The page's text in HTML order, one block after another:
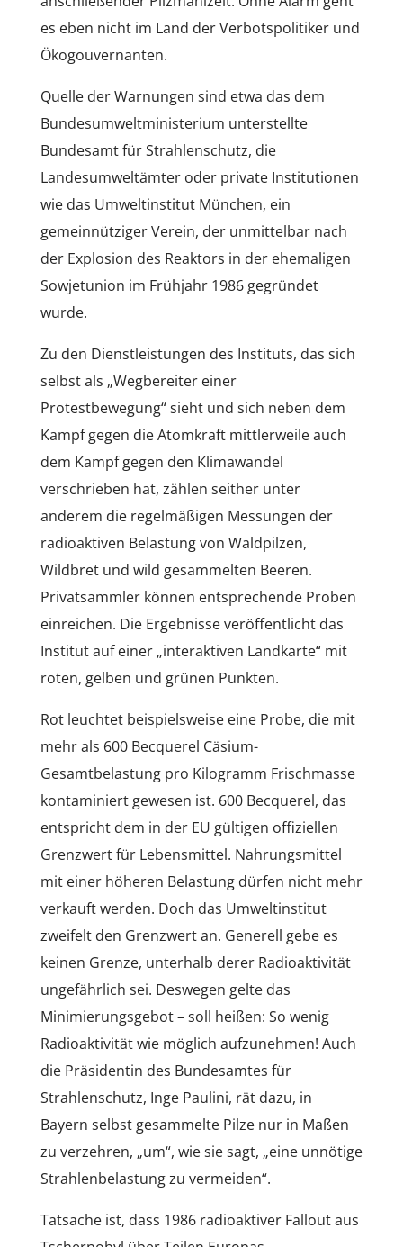
es eben nicht im Land der Verbotspolitiker und
Ökogouvernanten.
Quelle der Warnungen sind etwa das dem
Bundesumweltministerium unterstellte
Bundesamt für Strahlenschutz, die
Landesumweltämter oder private Institutionen
wie das Umweltinstitut München, ein
gemeinnütziger Verein, der unmittelbar nach
der Explosion des Reaktors in der ehemaligen
Sowjetunion im Frühjahr 1986 gegründet
wurde.
Zu den Dienstleistungen des Instituts, das sich
selbst als „Wegbereiter einer
Protestbewegung“ sieht und sich neben dem
Kampf gegen die Atomkraft mittlerweile auch
dem Kampf gegen den Klimawandel
verschrieben hat, zählen seither unter
anderem die regelmäßigen Messungen der
radioaktiven Belastung von Waldpilzen,
Wildbret und wild gesammelten Beeren.
Privatsammler können entsprechende Proben
einreichen. Die Ergebnisse veröffentlicht das
Institut auf einer „interaktiven Landkarte“ mit
roten, gelben und grünen Punkten.
Rot leuchtet beispielsweise eine Probe, die mit
mehr als 600 Becquerel Cäsium-
Gesamtbelastung pro Kilogramm Frischmasse
kontaminiert gewesen ist. 600 Becquerel, das
entspricht dem in der EU gültigen offiziellen
Grenzwert für Lebensmittel. Nahrungsmittel
mit einer höheren Belastung dürfen nicht mehr
verkauft werden. Doch das Umweltinstitut
zweifelt den Grenzwert an. Generell gebe es
keinen Grenze, unterhalb derer Radioaktivität
ungefährlich sei. Deswegen gelte das
Minimierungsgebot – soll heißen: So wenig
Radioaktivität wie möglich aufzunehmen! Auch
die Präsidentin des Bundesamtes für
Strahlenschutz, Inge Paulini, rät dazu, in
Bayern selbst gesammelte Pilze nur in Maßen
zu verzehren, „um“, wie sie sagt, „eine unnötige
Strahlenbelastung zu vermeiden“.
Tatsache ist, dass 1986 radioaktiver Fallout aus